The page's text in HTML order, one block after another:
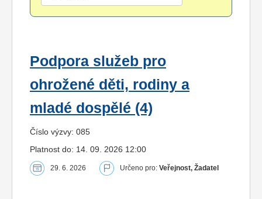
Podpora služeb pro
ohrožené děti, rodiny a
mladé dospělé (4)
Číslo výzvy: 085
Platnost do: 14. 09. 2026 12:00
29. 6. 2026 Určeno pro: Veřejnost, Žadatel